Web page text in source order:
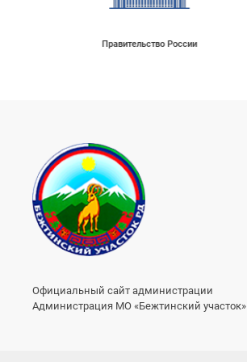
Правительство России
Официальный сайт администрации
Администрация МО «Бежтинский участок»